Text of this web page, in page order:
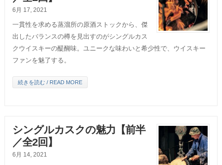
6月 17, 2021
一貫性を求める蒸溜所の原酒ストックから、傑
出したバランスの樽を見出すのがシングルカス
クウイスキーの醍醐味。ユニークな味わいと希少性で、ウイスキー
ファンを魅了する。
続きを読む / READ MORE
シングルカスクの魅力【前半
／全2回】
6月 14, 2021